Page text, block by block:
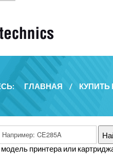
ГЛАВНАЯ / КУПИТЬ
принтера или